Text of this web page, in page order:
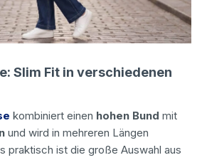
Slim Fit in verschiedenen
kombiniert einen hohen Bund mit
und wird in mehreren Längen
praktisch ist die große Auswahl aus